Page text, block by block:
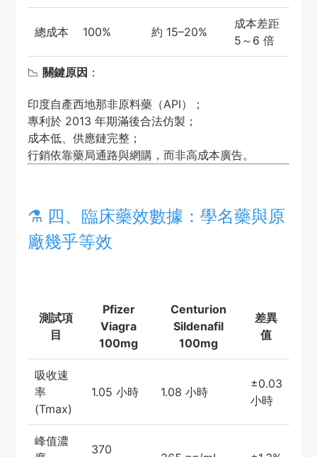
總成本 100% 約 15–20%
成本差距
5～6 倍
📉 關鍵原因 ：
印度自產西地那非原料藥（API）；
專利於 2013 年期滿後合法仿製；
成本低、供應鏈完整；
行銷依靠藥局通路與網購，而非高成本廣告。
⚗️ 四、臨床藥效數據：學名藥與原
廠幾乎等效
測試項
目
Pfizer
Viagra
100mg
Centurion
Sildenafil
100mg
差異
值
吸收速
率
(Tmax)
1.05 小時 1.08 小時
±0.03
小時
峰值濃
370